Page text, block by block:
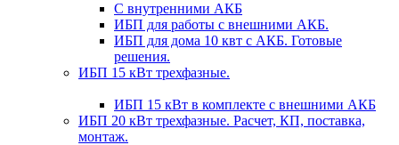
С внутренними АКБ
ИБП для работы с внешними АКБ.
ИБП для дома 10 квт с АКБ. Готовые
решения.
ИБП 15 кВт трехфазные.
ИБП 15 кВт в комплекте с внешними АКБ
ИБП 20 кВт трехфазные. Расчет, КП, поставка,
монтаж.